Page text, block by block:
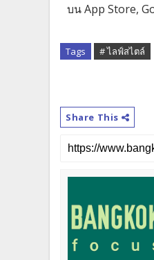
บน App Store,
Tags # ไลฟ์สไตล์
Share This